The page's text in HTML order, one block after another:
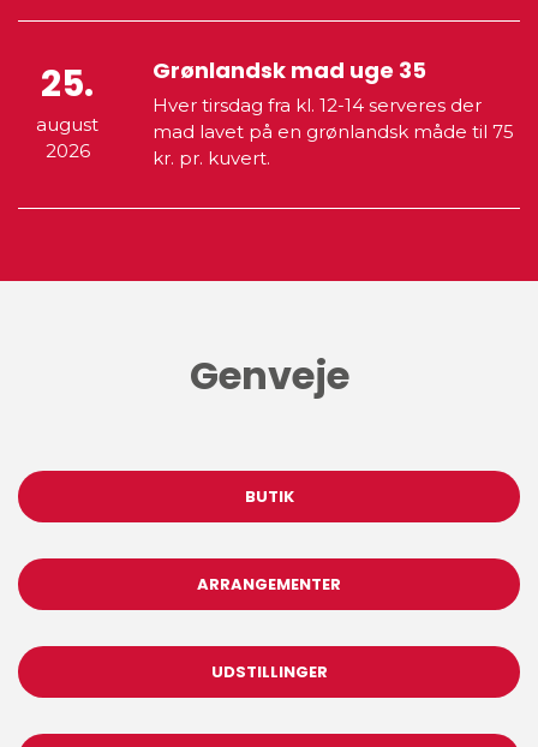
25.
august
2026
Grønlandsk mad uge 35
Hver tirsdag fra kl. 12-14 serveres der
mad lavet på en grønlandsk måde til 75
kr. pr. kuvert.
Genveje
BUTIK
ARRANGEMENTER
UDSTILLINGER